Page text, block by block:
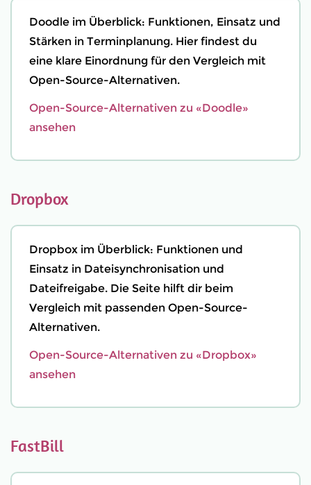
Doodle im Überblick: Funktionen, Einsatz und
Stärken in Terminplanung. Hier findest du
eine klare Einordnung für den Vergleich mit
Open-Source-Alternativen.
Open-Source-Alternativen zu «Doodle»
ansehen
Dropbox
Dropbox im Überblick: Funktionen und
Einsatz in Dateisynchronisation und
Dateifreigabe. Die Seite hilft dir beim
Vergleich mit passenden Open-Source-
Alternativen.
Open-Source-Alternativen zu «Dropbox»
ansehen
FastBill